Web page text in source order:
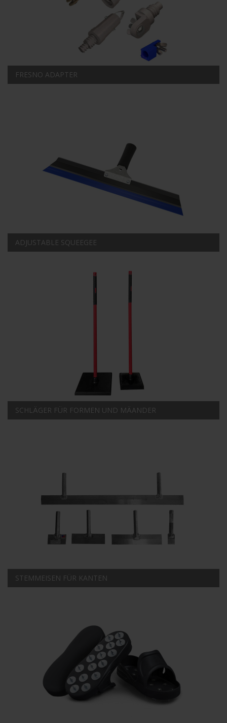
FRESNO ADAPTER
ADJUSTABLE SQUEEGEE
SCHLÄGER FÜR FORMEN UND MÄANDER
STEMMEISEN FÜR KANTEN